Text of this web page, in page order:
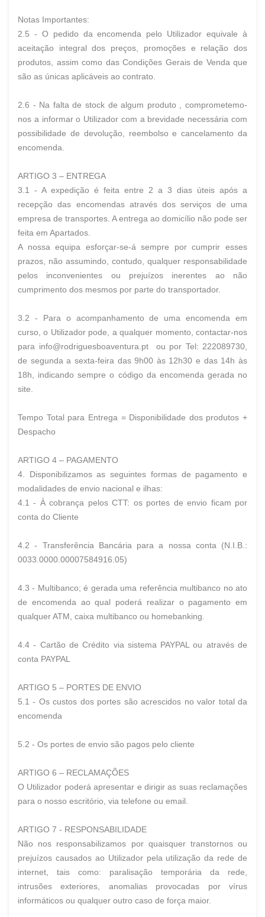
Notas Importantes:
2.5 - O pedido da encomenda pelo Utilizador equivale à
aceitação integral dos preços, promoções e relação dos
produtos, assim como das Condições Gerais de Venda que
são as únicas aplicáveis ao contrato.
2.6 - Na falta de stock de algum produto , comprometemo-
nos a informar o Utilizador com a brevidade necessária com
possibilidade de devolução, reembolso e cancelamento da
encomenda.
ARTIGO 3 – ENTREGA
3.1 - A expedição é feita entre 2 a 3 dias úteis após a
recepção das encomendas através dos serviços de uma
empresa de transportes. A entrega ao domicílio não pode ser
feita em Apartados.
A nossa equipa esforçar-se-á sempre por cumprir esses
prazos, não assumindo, contudo, qualquer responsabilidade
pelos inconvenientes ou prejuízos inerentes ao não
cumprimento dos mesmos por parte do transportador.
3.2 - Para o acompanhamento de uma encomenda em
curso, o Utilizador pode, a qualquer momento, contactar-nos
para info@rodriguesboaventura.pt ou por Tel: 222089730,
de segunda a sexta-feira das 9h00 às 12h30 e das 14h às
18h, indicando sempre o código da encomenda gerada no
site.
Tempo Total para Entrega = Disponibilidade dos produtos +
Despacho
ARTIGO 4 – PAGAMENTO
4. Disponibilizamos as seguintes formas de pagamento e
modalidades de envio nacional e ilhas:
4.1 - À cobrança pelos CTT: os portes de envio ficam por
conta do Cliente
4.2 - Transferência Bancária para a nossa conta (N.I.B.:
0033.0000.00007584916.05)
4.3 - Multibanco; é gerada uma referência multibanco no ato
de encomenda ao qual poderá realizar o pagamento em
qualquer ATM, caixa multibanco ou homebanking.
4.4 - Cartão de Crédito via sistema PAYPAL ou através de
conta PAYPAL
ARTIGO 5 – PORTES DE ENVIO
5.1 - Os custos dos portes são acrescidos no valor total da
encomenda
5.2 - Os portes de envio são pagos pelo cliente
ARTIGO 6 – RECLAMAÇÕES
O Utilizador poderá apresentar e dirigir as suas reclamações
para o nosso escritório, via telefone ou email.
ARTIGO 7 - RESPONSABILIDADE
Não nos responsabilizamos por quaisquer transtornos ou
prejuízos causados ao Utilizador pela utilização da rede de
internet, tais como: paralisação temporária da rede,
intrusões exteriores, anomalias provocadas por vírus
informáticos ou qualquer outro caso de força maior.